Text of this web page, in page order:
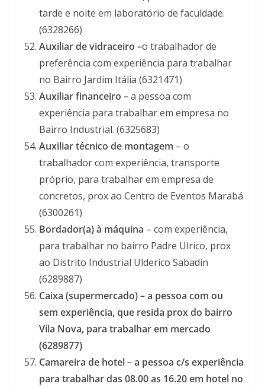
tarde e noite em laboratório de faculdade.
(6328266)
Auxiliar de vidraceiro –o trabalhador de
preferência com experiência para trabalhar
no Bairro Jardim Itália (6321471)
Auxiliar financeiro –a pessoa com
experiência para trabalhar em empresa no
Bairro Industrial. (6325683)
Auxiliar técnico de montagem – o
trabalhador com experiência, transporte
próprio, para trabalhar em empresa de
concretos, prox ao Centro de Eventos Marabá
(6300261)
Bordador(a) à máquina – com experiência,
para trabalhar no bairro Padre Ulrico, prox
ao Distrito Industrial Ulderico Sabadin
(6289887)
Caixa (supermercado) – a pessoa com ou
sem experiência, que resida prox do bairro
Vila Nova, para trabalhar em mercado
(6289877)
Camareira de hotel – a pessoa c/s experiência
para trabalhar das 08.00 as 16.20 em hotel no